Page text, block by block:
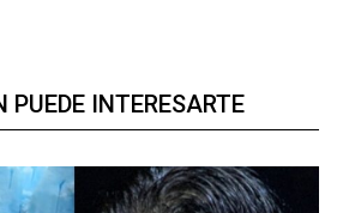
PUEDE INTERESARTE